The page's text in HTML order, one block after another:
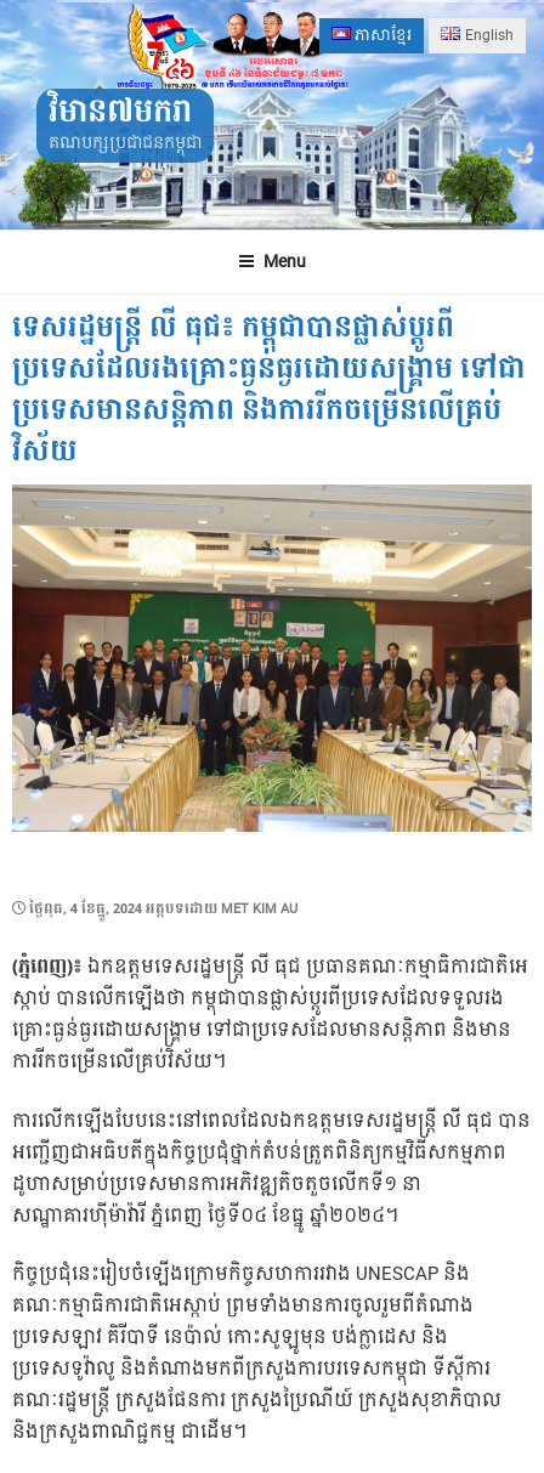
Skip
to
content
ភាសាខ្មែរ English
វិមាន៧មករា
គណបក្សប្រជាជនកម្ពុជា
Menu
ទេសរដ្ឋមន្រ្តី លី ធុជ៖ កម្ពុជាបានផ្លាស់ប្តូរពី
ប្រទេសដែលរងគ្រោះធ្ងន់ធ្ងរដោយសង្រ្គាម ទៅជា
ប្រទេសមានសន្តិភាព និងការរីកចម្រើនលើគ្រប់
វិស័យ
POSTED
ថ្ងៃ​ពុធ, 4 ខែ​ធ្នូ, 2024អត្ថបទដោយ MET KIM AU
(ភ្នំពេញ)៖ឯកឧត្តមទេសរដ្ឋមន្រ្តី លី ធុជ ប្រធានគណៈកម្មាធិការជាតិអេ
ស្កាប់ បានលើកឡើងថា កម្ពុជាបានផ្លាស់ប្តូរពីប្រទេសដែលទទួលរង
គ្រោះធ្ងន់ធ្ងរដោយសង្រ្គាម ទៅជាប្រទេសដែលមានសន្តិភាព និងមាន
ការរីកចម្រើនលើគ្រប់វិស័យ។
ការលើកឡើងបែបនេះនៅពេលដែលឯកឧត្តមទេសរដ្ឋមន្រ្តី លី ធុជ បាន
អញ្ជើញជាអធិបតីក្នុងកិច្ចប្រជុំថ្នាក់តំបន់ត្រួតពិនិត្យកម្មវិធីសកម្មភាព
ដូហាសម្រាប់ប្រទេសមានការអភិវឌ្ឍតិចតួចលើកទី១ នា
សណ្ឋាគារហ៊ីម៉ាវ៉ារី ភ្នំពេញ ថ្ងៃទី០៤ ខែធ្នូ ឆ្នាំ២០២៤។
កិច្ចប្រជុំនេះរៀបចំឡើងក្រោមកិច្ចសហការរវាង UNESCAP និង
គណៈកម្មាធិការជាតិអេស្កាប់ ព្រមទាំងមានការចូលរួមពីតំណាង
ប្រទេសឡាវ គិរីបាទី នេប៉ាល់ កោះសូឡូមុន បង់ក្លាដេស និង
ប្រទេសទូវ៉ាលូ និងតំណាងមកពីក្រសួងការបរទេសកម្ពុជា ទីស្តីការ
គណៈរដ្ឋមន្រ្តី ក្រសួងផែនការ ក្រសួងប្រៃណីយ៍ ក្រសួងសុខាភិបាល
និងក្រសួងពាណិជ្ជកម្ម ជាដើម។